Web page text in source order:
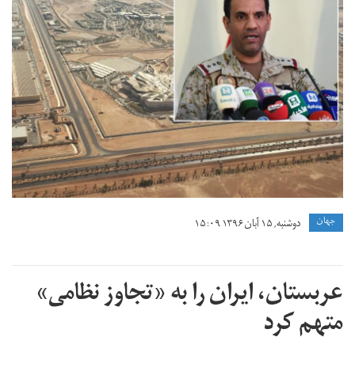
جهان دوشنبه, ۱۵ آبان ۱۳۹۶ ۱۵:۰۹
عربستان، ایران را به «تجاوز نظامی»
متهم کرد